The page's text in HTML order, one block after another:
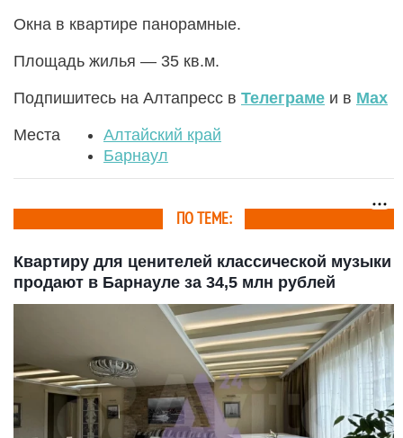
Окна в квартире панорамные.
Площадь жилья — 35 кв.м.
Подпишитесь на Алтапресс в Телеграме и в Max
Места
Алтайский край
Барнаул
ПО ТЕМЕ:
Квартиру для ценителей классической музыки
продают в Барнауле за 34,5 млн рублей